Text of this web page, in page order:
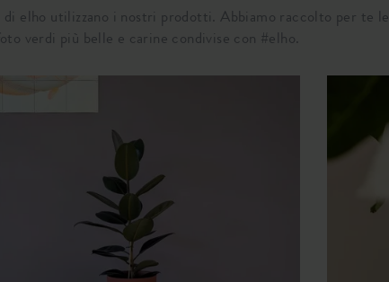
di elho utilizzano i nostri prodotti. Abbiamo raccolto per te le
verdi più belle e carine condivise con #elho.